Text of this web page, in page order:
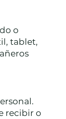
o
tablet,
recibir o